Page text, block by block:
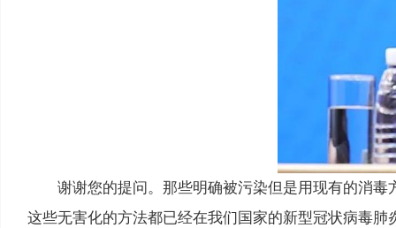
谢谢您的提问。那些明确被污染但是用现有的消
这些无害化的方法都已经在我们国家的新型冠状病毒